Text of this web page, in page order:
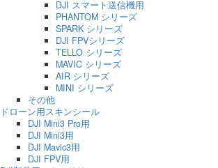
DJI スマート送信機用
PHANTOM シリーズ
SPARK シリーズ
DJI FPVシリーズ
TELLO シリーズ
MAVIC シリーズ
AIR シリーズ
MINI シリーズ
その他
ドローン用スキンシール
DJI Mini3 Pro用
DJI Mini3用
DJI Mavic3用
DJI FPV用